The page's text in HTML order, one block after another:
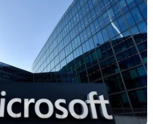
tra nghi vấn
hóa dầu
thương mại
nước Việt Nam